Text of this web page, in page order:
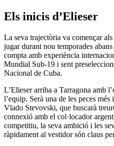
Els inicis d’Elieser
La seva trajectòria va començar
jugar durant nou temporades
compta amb experiència
Mundial Sub-19 i sent
Nacional de Cuba.
L’Elieser arriba a Tarragona amb
l’equip. Serà una de les peces més
Vlado Stevovski, que buscarà
connexió amb el col·locador
competitiu, la seva ambició i les
ràpidament al vestidor són claus